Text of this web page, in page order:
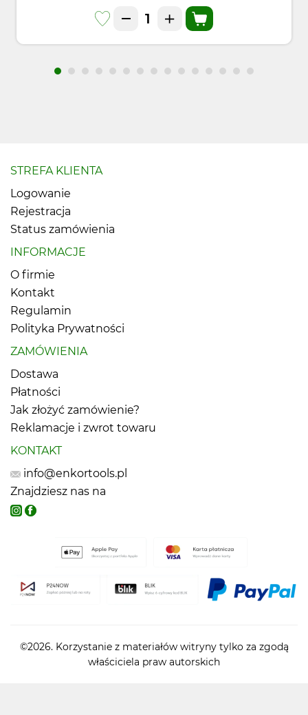
STREFA KLIENTA
Logowanie
Rejestracja
Status zamówienia
INFORMACJE
O firmie
Kontakt
Regulamin
Polityka Prywatności
ZAMÓWIENIA
Dostawa
Płatności
Jak złożyć zamówienie?
Reklamacje i zwrot towaru
KONTAKT
info@enkortools.pl
Znajdziesz nas na
©2026. Korzystanie z materiałów witryny tylko za zgodą
właściciela praw autorskich